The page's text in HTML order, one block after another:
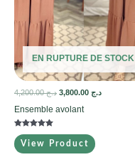
EN RUPTURE DE STOCK
د.ج4,200.00 د.ج
Ensemble avolant
Note
5.00
sur 5
View Product